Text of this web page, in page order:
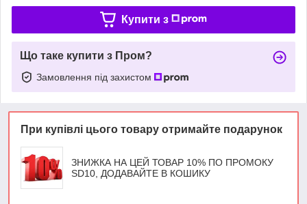
Купити з
Що таке купити з Пром?
Замовлення під захистом
При купівлі цього товару отримайте подарунок
ЗНИЖКА НА ЦЕЙ ТОВАР 10% ПО ПРОМОКУ
SD10, ДОДАВАЙТЕ В КОШИКУ